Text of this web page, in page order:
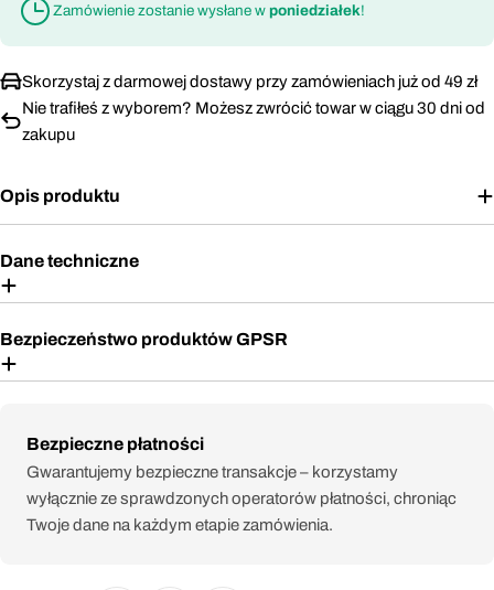
Zamówienie zostanie wysłane w poniedziałek!
Skorzystaj z darmowej dostawy przy zamówieniach już od 49 zł
Nie trafiłeś z wyborem? Możesz zwrócić towar w ciągu 30 dni od
zakupu
Opis produktu
Dane techniczne
Bezpieczeństwo produktów GPSR
Bezpieczne płatności
Metody
płatności
Gwarantujemy bezpieczne transakcje – korzystamy
wyłącznie ze sprawdzonych operatorów płatności, chroniąc
Twoje dane na każdym etapie zamówienia.